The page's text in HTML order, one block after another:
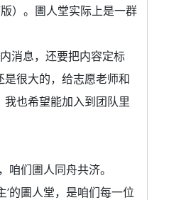
）。圕人堂实际上是一群
消息，还要把内容定标
很大的，给志愿老师和
也希望能加入到团队里
咱们圕人同舟共济。
’的圕人堂，是咱们每一位